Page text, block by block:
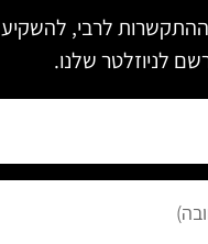
לרבי, להשקיע
לניוזלטר שלנו.